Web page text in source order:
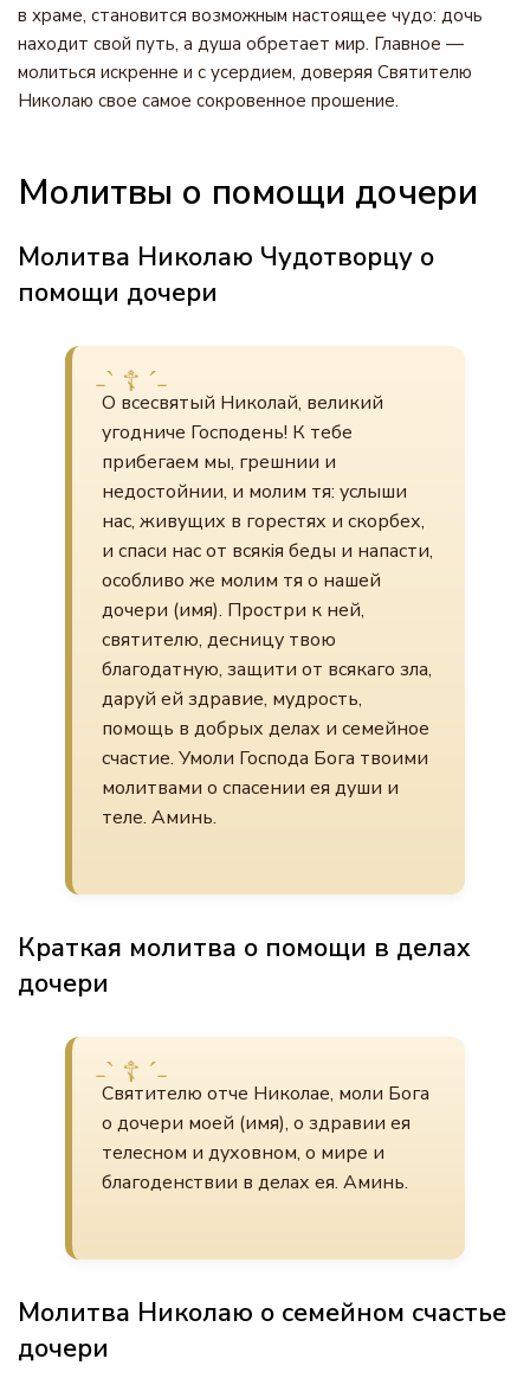
в храме, становится возможным настоящее чудо: дочь
находит свой путь, а душа обретает мир. Главное —
молиться искренне и с усердием, доверяя Святителю
Николаю свое самое сокровенное прошение.
Молитвы о помощи дочери
Молитва Николаю Чудотворцу о
помощи дочери
О всесвятый Николай, великий
угодниче Господень! К тебе
прибегаем мы, грешнии и
недостойнии, и молим тя: услыши
нас, живущих в горестях и скорбех,
и спаси нас от всякія беды и напасти,
особливо же молим тя о нашей
дочери (имя). Простри к ней,
святителю, десницу твою
благодатную, защити от всякаго зла,
даруй ей здравие, мудрость,
помощь в добрых делах и семейное
счастие. Умоли Господа Бога твоими
молитвами о спасении ея души и
теле. Аминь.
Краткая молитва о помощи в делах
дочери
Святителю отче Николае, моли Бога
о дочери моей (имя), о здравии ея
телесном и духовном, о мире и
благоденствии в делах ея. Аминь.
Молитва Николаю о семейном счастье
дочери